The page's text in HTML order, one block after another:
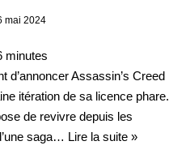
mai 2024
minutes
d’annoncer Assassin’s Creed
itération de sa licence phare.
de revivre depuis les
saga… Lire la suite »